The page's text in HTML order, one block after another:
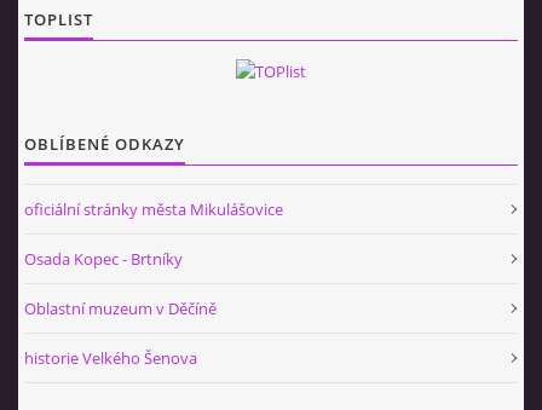
TOPLIST
OBLÍBENÉ ODKAZY
oficiální stránky města Mikulášovice
Osada Kopec - Brtníky
Oblastní muzeum v Děčíně
historie Velkého Šenova